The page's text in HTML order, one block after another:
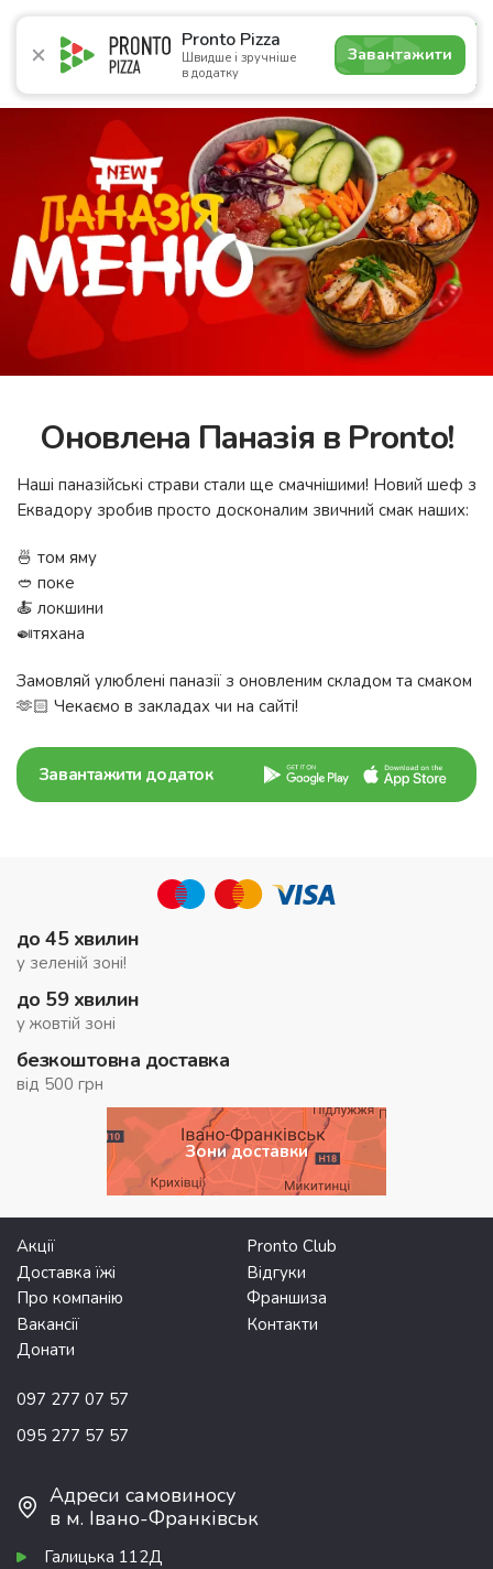
Pronto Pizza
Швидше і зручніше
в додатку
Завантажити
4.9
Акції Піца Суші Сети Сніданки
Оновлена Паназія в Pronto!
Наші паназійські страви стали ще смачнішими! Новий шеф з
Еквадору зробив просто досконалим звичний смак наших:
🍜 том яму
🥙 поке
🍝 локшини
🍛тяхана
Замовляй улюблені паназії з оновленим складом та смаком
🫶🏻 Чекаємо в закладах чи на сайті!
Завантажити додаток
до 45 хвилин
у зеленій зоні!
до 59 хвилин
у жовтій зоні
безкоштовна доставка
від 500 грн
Зони доставки
Акції
Pronto Club
Доставка їжі
Відгуки
Про компанію
Франшиза
Вакансії
Контакти
Донати
097 277 07 57
095 277 57 57
Адреси самовиносу
в м. Івано-Франківськ
Галицька 112Д